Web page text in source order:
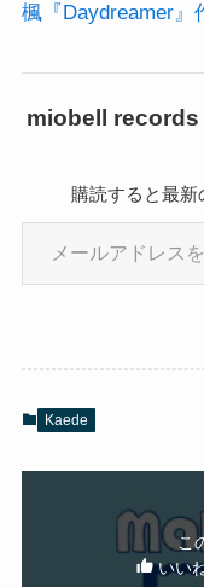
楓『Daydreamer』
miobell records
購読すると最新
メールアドレスを入力...
Kaede
こ
いい